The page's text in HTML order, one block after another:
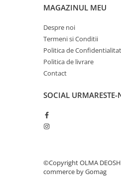
MAGAZINUL MEU
Despre noi
Termeni si Conditii
Politica de
Politica de livrare
Contact
SOCIAL
©Copyright OLMA
commerce by Gomag